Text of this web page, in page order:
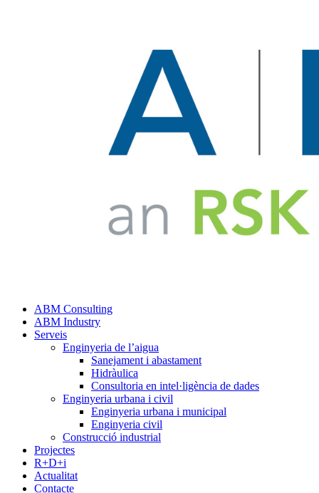
ABM Consulting
ABM Industry
Serveis
Enginyeria de l’aigua
Sanejament i abastament
Hidràulica
Consultoria en intel·ligència de dades
Enginyeria urbana i civil
Enginyeria urbana i municipal
Enginyeria civil
Construcció industrial
Projectes
R+D+i
Actualitat
Contacte